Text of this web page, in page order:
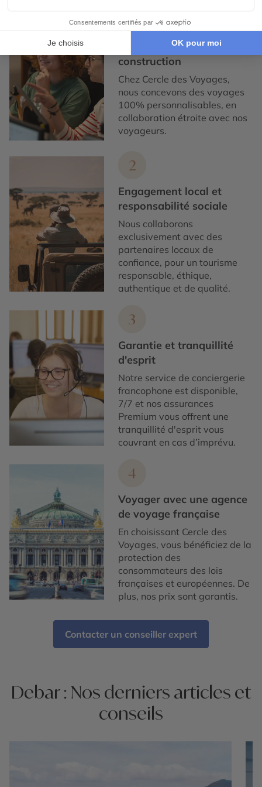
1
Expertise et co-
construction
Chez Cercle des Voyages,
nous concevons des voyages
100% personnalisables, en
collaboration étroite avec nos
voyageurs.
2
Engagement local et
responsabilité sociale
Nous collaborons
exclusivement avec des
partenaires locaux de
confiance, pour un tourisme
responsable, éthique,
authentique et de qualité.
3
Garantie et tranquillité
d'esprit
Notre service de conciergerie
francophone est disponible,
7/7 et nos assurances
Premium vous offrent une
tranquillité d'esprit vous
couvrant en cas d’imprévu.
4
Voyager avec une agence
de voyage française
En choisissant Cercle des
Voyages, vous bénéficiez de la
protection des
consommateurs des lois
françaises et européennes. De
plus, nos prix sont garantis.
Contacter un conseiller expert
Debar : Nos derniers articles et
conseils